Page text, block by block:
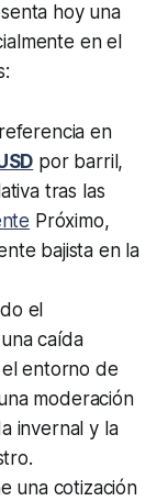
hoy una
en el
en
por barril,
tras las
Próximo,
bajista en la
el
caída
entorno de
moderación
invernal y la
una cotización